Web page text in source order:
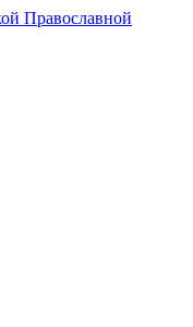
Православной